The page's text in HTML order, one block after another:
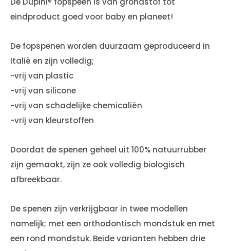
eindproduct goed voor baby en planeet!
De fopspenen worden duurzaam geproduceerd in
Italië en zijn volledig;
-vrij van plastic
-vrij van silicone
-vrij van schadelijke chemicaliën
-vrij van kleurstoffen
Doordat de spenen geheel uit 100% natuurrubber
zijn gemaakt, zijn ze ook volledig biologisch
afbreekbaar.
De spenen zijn verkrijgbaar in twee modellen
namelijk; met een orthodontisch mondstuk en met
een rond mondstuk. Beide varianten hebben drie